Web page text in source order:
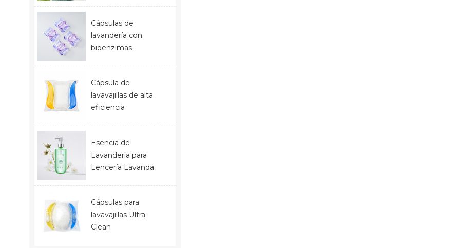
Cápsulas de
lavandería con
bioenzimas
Cápsula de
lavavajillas de alta
eficiencia
Esencia de
Lavandería para
Lencería Lavanda
Cápsulas para
lavavajillas Ultra
Clean